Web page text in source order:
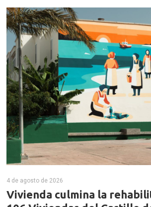
4 de agosto de 2026
Vivienda culmina la